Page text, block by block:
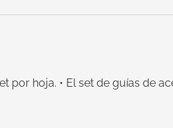
por hoja. • El set de guías de